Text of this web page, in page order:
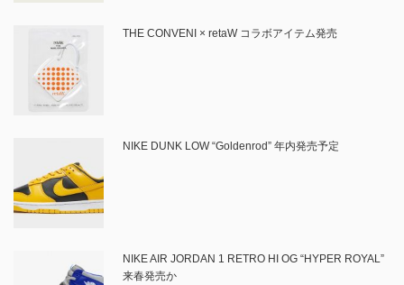
THE CONVENI × retaW コラボアイテム発売
NIKE DUNK LOW “Goldenrod” 年内発売予定
NIKE AIR JORDAN 1 RETRO HI OG “HYPER ROYAL”
来春発売か